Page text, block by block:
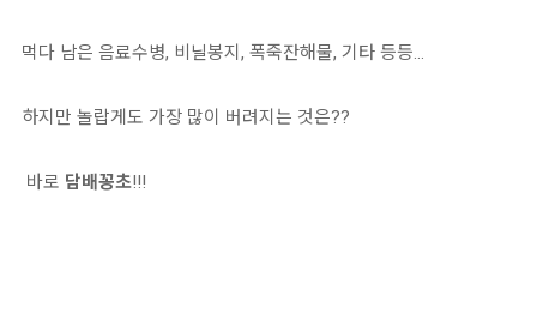
먹다 남은 음료수병, 비닐봉지, 폭죽잔해물, 기타 등등...
하지만 놀랍게도 가장 많이 버려지는 것은??
바로 담배꽁초!!!